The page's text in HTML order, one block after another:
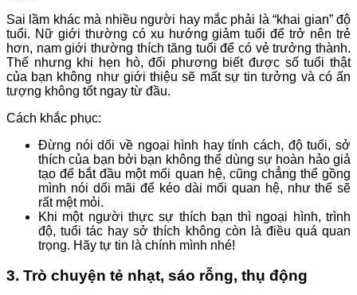
Sai lầm khác mà nhiều người hay mắc phải là “khai gian” độ
tuổi. Nữ giới thường có xu hướng giảm tuổi để trở nên trẻ
hơn, nam giới thường thích tăng tuổi để có vẻ trưởng thành.
Thế nhưng khi hẹn hò, đối phương biết được số tuổi thật
của bạn không như giới thiệu sẽ mất sự tin tưởng và có ấn
tượng không tốt ngay từ đầu.
Cách khắc phục:
Đừng nói dối về ngoại hình hay tính cách, độ tuổi, sở
thích của bạn bởi bạn không thể dùng sự hoàn hảo giả
tạo để bắt đầu một mối quan hệ, cũng chẳng thể gồng
mình nói dối mãi để kéo dài mối quan hệ, như thế sẽ
rất mệt mỏi.
Khi một người thực sự thích bạn thì ngoại hình, trình
độ, tuổi tác hay sở thích không còn là điều quá quan
trọng. Hãy tự tin là chính mình nhé!
3. Trò chuyện tẻ nhạt, sáo rỗng, thụ động